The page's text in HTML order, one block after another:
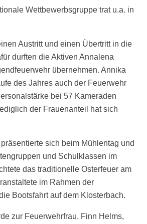
Wettbewerbsgruppe trat u.a. in
Austritt und einen Übertritt in die
durften die Aktiven Annalena
übernehmen. Annika
des Jahres auch der Feuerwehr
bei 57 Kameraden
der Frauenanteil hat sich
sich beim Mühlentag und
und Schulklassen im
das traditionelle Osterfeuer am
im Rahmen der
Bootsfahrt auf dem Klosterbach.
zur Feuerwehrfrau, Finn Helms,